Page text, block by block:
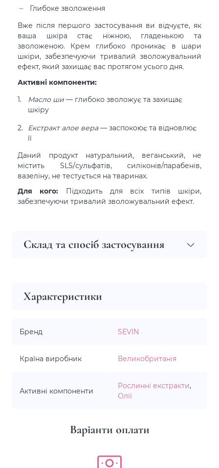
Глибоке зволоження
Вже після першого застосування ви відчуєте, як
ваша шкіра стає ніжною, гладенькою та
зволоженою. Крем глибоко проникає в шари
шкіри, забезпечуючи тривалий зволожувальний
ефект, який захищає вас протягом усього дня.
Активні компоненти:
Масло ши — глибоко зволожує та захищає
шкіру
Екстракт алое вера— заспокоює та відновлює
її
Даний продукт натуральний, веганський, не
містить SLS/сульфатів, силіконів/парабенів,
вазеліну, не тестується на тваринах.
Для кого: Підходить для всіх типів шкіри,
забезпечуючи тривалий зволожувальний ефект.
Склад та спосіб застосування
Характеристики
Бренд SEVIN
Країна виробник Великобританія
Активні компоненти
Рослинні екстракти,
Олії
Варіанти оплати